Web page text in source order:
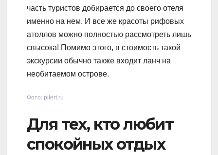
часть туристов добирается до своего отеля
именно на нем. И все же красоты рифовых
атоллов можно полностью рассмотреть лишь
свысока! Помимо этого, в стоимость такой
экскурсии обычно также входит ланч на
необитаемом острове.
Фото: pitert.ru
Для тех, кто любит
спокойных отдых